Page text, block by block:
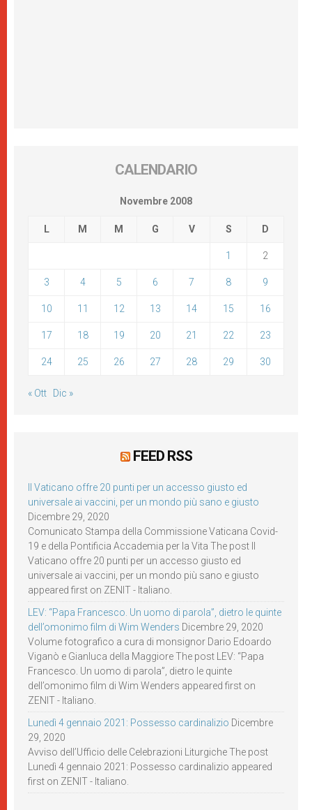
CALENDARIO
Novembre 2008
L M M G V S D
1 2
3 4 5 6 7 8 9
10 11 12 13 14 15 16
17 18 19 20 21 22 23
24 25 26 27 28 29 30
« Ott Dic »
FEED RSS
Il Vaticano offre 20 punti per un accesso giusto ed
universale ai vaccini, per un mondo più sano e giusto
Dicembre 29, 2020
Comunicato Stampa della Commissione Vaticana Covid-
19 e della Pontificia Accademia per la Vita The post Il
Vaticano offre 20 punti per un accesso giusto ed
universale ai vaccini, per un mondo più sano e giusto
appeared first on ZENIT - Italiano.
LEV: “Papa Francesco. Un uomo di parola”, dietro le quinte
dell’omonimo film di Wim Wenders Dicembre 29, 2020
Volume fotografico a cura di monsignor Dario Edoardo
Viganò e Gianluca della Maggiore The post LEV: “Papa
Francesco. Un uomo di parola”, dietro le quinte
dell’omonimo film di Wim Wenders appeared first on
ZENIT - Italiano.
Lunedì 4 gennaio 2021: Possesso cardinalizio Dicembre
29, 2020
Avviso dell’Ufficio delle Celebrazioni Liturgiche The post
Lunedì 4 gennaio 2021: Possesso cardinalizio appeared
first on ZENIT - Italiano.